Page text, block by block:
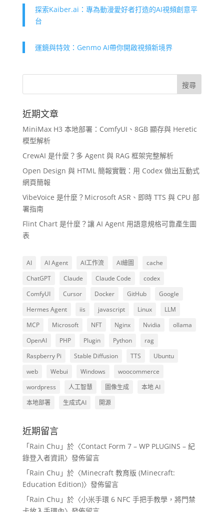
探索Kaiber.ai：專為動漫愛好者打造的AI視頻創意平
台
運鏡與特效：Genmo AI帶你開啟視頻新境界
近期文章
MiniMax H3 本地部署：ComfyUI、8GB 顯存與 Heretic
模型解析
CrewAI 是什麼？多 Agent 與 RAG 框架完整解析
Open Design 與 HTML 簡報實戰：用 Codex 做出互動式
網頁簡報
VibeVoice 是什麼？Microsoft ASR、即時 TTS 與 CPU 部
署指南
Flint Chart 是什麼？讓 AI Agent 用語意規格可靠產生圖
表
AI AI Agent AI工作流 AI繪圖
cache
ChatGPT
Claude Claude Code
codex
ComfyUI
Cursor Docker GitHub
Google
Hermes Agent
iis javascript Linux
LLM
MCP
Microsoft NFT Nginx Nvidia
ollama
OpenAI
PHP Plugin Python
rag
Raspberry Pi
Stable Diffusion TTS
Ubuntu
web
Webui Windows
woocommerce
wordpress
人工智慧 圖像生成
本地 AI
本地部署
生成式AI 開源
近期留言
「Rain Chu 」於〈Contact Form 7 – WP PLUGINS – 紀
錄登入者資訊〉發佈留言
「Rain Chu 」於〈Minecraft 教育版 (Minecraft:
Education Edition)〉發佈留言
「Rain Chu 」於〈小米手環 6 NFC 手把手教學，將門禁